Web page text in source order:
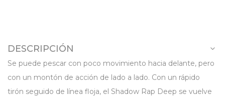
DESCRIPCIÓN
Se puede pescar con poco movimiento hacia delante, pero
con un montón de acción de lado a lado. Con un rápido
tirón seguido de línea floja, el Shadow Rap Deep se vuelve